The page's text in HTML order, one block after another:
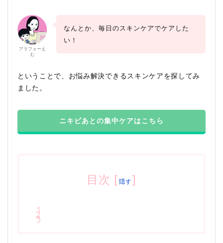
アラフォーえ
む
なんとか、毎日のスキンケアでケアした
い！
ということで、お悩み解決できるスキンケアを探してみ
ました。
ニキビあとの集中ケアはこちら
目次 [隠す]